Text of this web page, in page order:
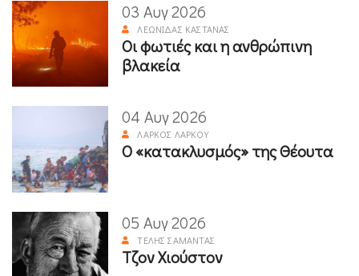
03 Αυγ 2026
ΛΕΩΝΊΔΑΣ ΚΑΣΤΑΝΆΣ
Οι φωτιές και η ανθρώπινη
βλακεία
04 Αυγ 2026
ΛΆΡΚΟΣ ΛΆΡΚΟΥ
Ο «κατακλυσμός» της Θέουτα
05 Αυγ 2026
ΤΈΛΗΣ ΣΑΜΑΝΤΆΣ
Τζον Χιούστον